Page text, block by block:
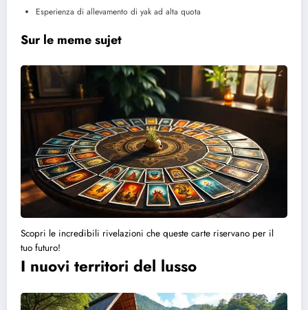
Esperienza di allevamento di yak ad alta quota
Sur le meme sujet
Scopri le incredibili rivelazioni che queste carte riservano per il
tuo futuro!
I nuovi territori del lusso